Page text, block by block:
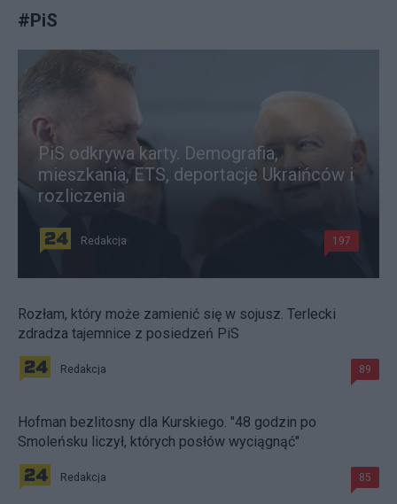
#PiS
PiS odkrywa karty. Demografia,
mieszkania, ETS, deportacje Ukraińców i
rozliczenia
Redakcja 197
Rozłam, który może zamienić się w sojusz. Terlecki
zdradza tajemnice z posiedzeń PiS
Redakcja 89
Hofman bezlitosny dla Kurskiego. "48 godzin po
Smoleńsku liczył, których posłów wyciągnąć"
Redakcja 85